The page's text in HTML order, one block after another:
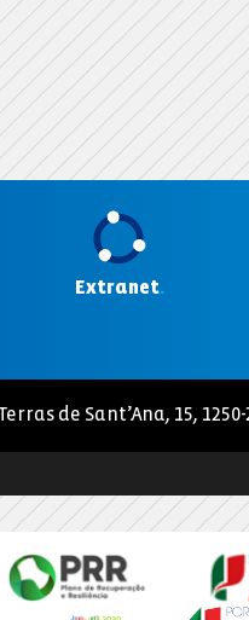
Extranet.
de Sant’Ana, 15,